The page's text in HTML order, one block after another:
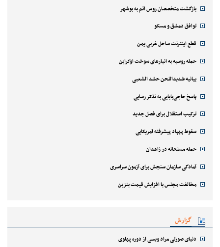
بازگشت متخصصان روس اتم به بوشهر
توافق دمشق و مسکو
قطع اینترنت ساحل غربی یمن
حمله روسیه به انبارهای سوخت اوکراین
بیانیه شدیداللحن حشد الشعبی
پاسخ حاجی‌بابایی به تذکر رسایی
ترکیب استقلال برای فصل جدید
سقوط پهپاد پیشرفته آمریکایی
حمله مسلحانه در زاهدان
آمادگی سازمان سنجش برای آزمون سراسری
مخالفت مجلس با افزایش قیمت بنزین
گزارش
دنیای صورتی مراد ویسی از دوره پهلوی